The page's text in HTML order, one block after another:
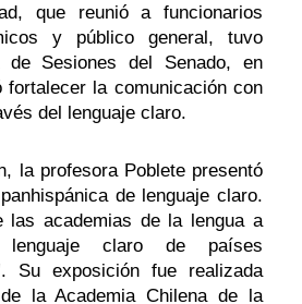
que reunió a funcionarios
y público general, tuvo
Sesiones del Senado, en
fortalecer la comunicación con
del lenguaje claro.
la profesora Poblete presentó
de lenguaje claro.
las academias de la lengua a
claro de países
Su exposición fue realizada
la Academia Chilena de la